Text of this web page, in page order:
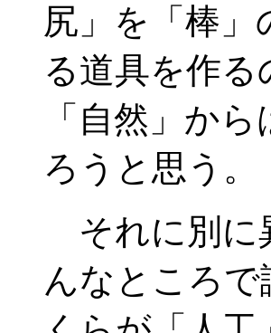
尻」を「棒」
る道具を作
「自然」か
ろうと思う。
それに別に
んなところ